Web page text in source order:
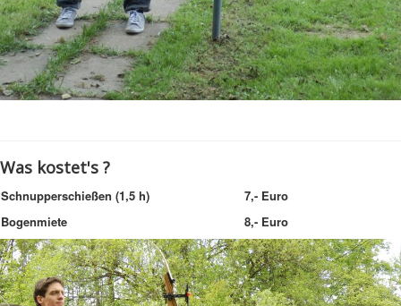
Was kostet's ?
Schnupperschießen (1,5 h)
7,- Euro
Bogenmiete
8,- Euro